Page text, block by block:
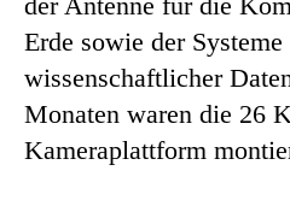
Erde sowie der
wissenschaftlicher
Monaten waren die 26
Kameraplattform